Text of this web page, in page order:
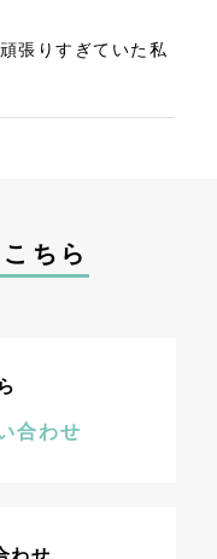
張りすぎていた私
ちら
合わせ
わせ